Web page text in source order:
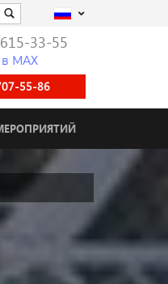
33-55
в МАХ
55-86